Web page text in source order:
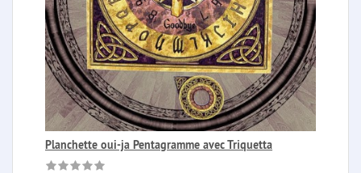
Planchette oui-ja Pentagramme avec Triquetta